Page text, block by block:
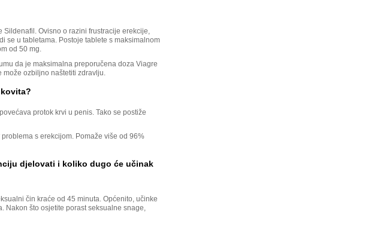
Ovisno o razini frustracije erekcije,
se u tabletama. Postoje tablete s maksimalnom
od 50 mg.
da je maksimalna preporučena doza Viagre
ozbiljno naštetiti zdravlju.
protok krvi u penis. Tako se postiže
s erekcijom. Pomaže više od 96%
djelovati i koliko dugo će učinak
čin kraće od 45 minuta. Općenito, učinke
što osjetite porast seksualne snage,